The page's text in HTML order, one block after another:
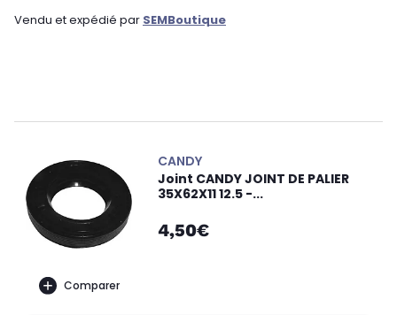
Vendu et expédié par SEMBoutique
Comparer
CANDY
Joint CANDY JOINT DE PALIER
35X62X11 12.5 -...
4,50€